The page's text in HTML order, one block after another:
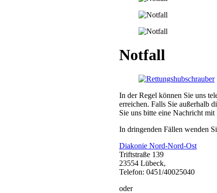
Notfall
In der Regel können Sie uns
erreichen. Falls Sie außerhalb
Sie uns bitte eine Nachricht
In dringenden Fällen wenden
Diakonie Nord-Nord-Ost
Triftstraße 139
23554 Lübeck,
Telefon: 0451/40025040
oder